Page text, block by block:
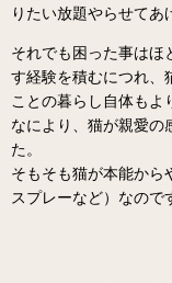
りたい放題やらせてあ
それでも困った事はほ
す経験を積むにつれ、
ことの暮らし自体もよ
なにより、猫が親愛の
た。
そもそも猫が本能から
スプレーなど）なので